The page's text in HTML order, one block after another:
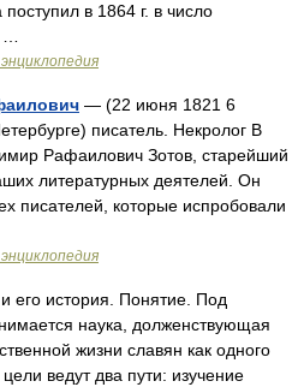
в 1864 г. в число
— (22 июня 1821 6
писатель. Некролог В
Рафаилович Зотов, старейший
литературных деятелей. Он
писателей, которые испробовали
его история. Понятие. Под
наука, долженствующая
жизни славян как одного
ведут два пути: изучение